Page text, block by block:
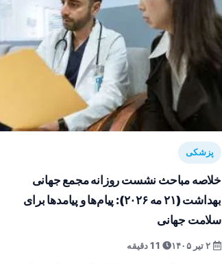
پزشکی
خلاصه مباحث نشست روزانه مجمع جهانی
بهداشت (۲۱ مه ۲۰۲۶): پیام‌ها و پیامدها برای
سلامت جهانی